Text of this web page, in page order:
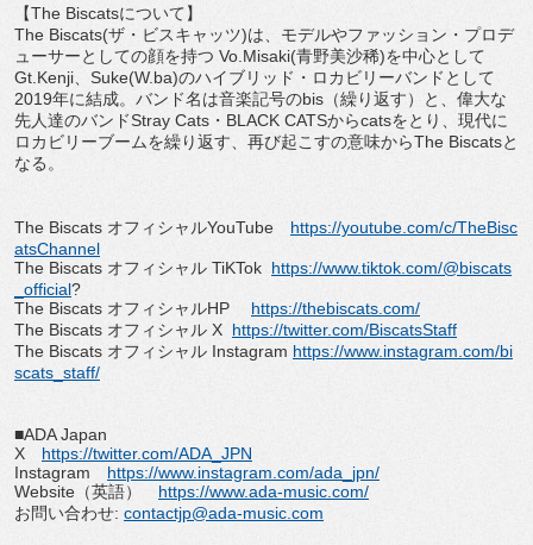
【The Biscatsについて】
The Biscats(ザ・ビスキャッツ)は、モデルやファッション・ プロデ
ューサーとしての顔を持つ Vo.Misaki(青野美沙稀)を中心として
Gt.Kenji
Suke(W.ba)のハイブリッド・ロカビリーバンドとして
2019年に結成。バンド名は音楽記号のbis （繰り返す）と、 偉大な
先人達のバンドStray Cats ・ BLACK CATSからcatsをとり、 現代に
ロカビリーブームを繰り返す、再び起こすの意味からThe Biscatsと
なる。
The Biscats オフィシャルYouTube https://youtube.com/c/TheBisc
atsChannel
The Biscats オフィシャル TiKTok https://www.tiktok.com/@biscats
_official?
The Biscats オフィシャルHP
https://thebiscats.com/
The Biscats オフィシャル X https://twitter.com/BiscatsStaff
The Biscats オフィシャル Instagram https://www.instagram.com/bi
scats_staff/
■ADA Japan
X
https://twitter.com/ADA_JPN
Instagram
https://www.instagram.com/ada_ jpn/
Website （英語） https://www.ada-music.com/
お問い合わせ: contactjp@ada-music.com